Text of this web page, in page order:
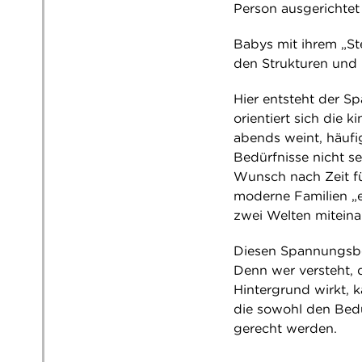
Person
Babys mit ihrem
den Strukturen und
Hier entsteht der
orientiert sich die
abends weint,
Bedürfnisse nicht
Wunsch nach Zeit
moderne Familien
zwei Welten
Diesen
Denn wer versteht,
Hintergrund wirkt,
die sowohl den
gerecht werden.